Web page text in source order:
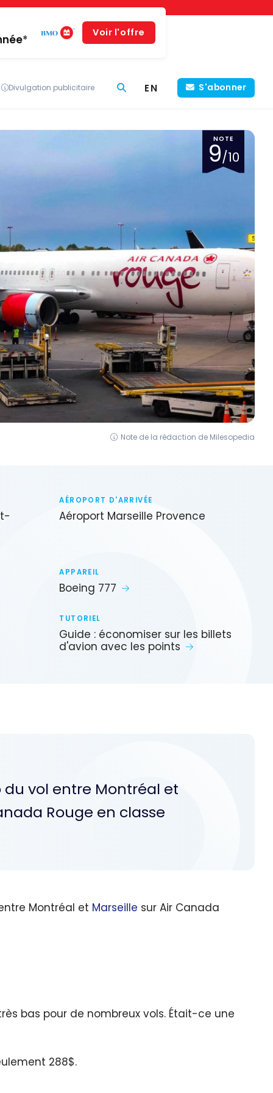
Voir l'offre
Divulgation publicitaire EN S'abonner
NOTE
9/10
Note de la rédaction de Milesopedia
AÉROPORT D'ARRIVÉE
Aéroport Marseille Provence
APPAREIL
Boeing 777
TUTORIEL
Guide : économiser sur les billets
d'avion avec les points
vol entre Montréal et
Rouge en classe
Montréal et Marseille sur Air Canada
bas pour de nombreux vols. Était-ce une
288$.